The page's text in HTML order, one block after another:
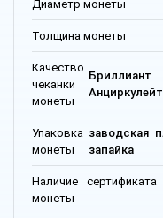
Диаметр монеты
Толщина монеты
Качество
чеканки
монеты
Бриллиант
Упаковка
монеты
заводская
запайка
Наличие сертификата
монеты